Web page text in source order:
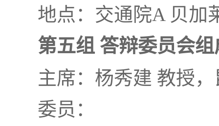
地点：交通院A 贝加
第五组 答辩委员会组
主席：杨秀建 教授
委员：